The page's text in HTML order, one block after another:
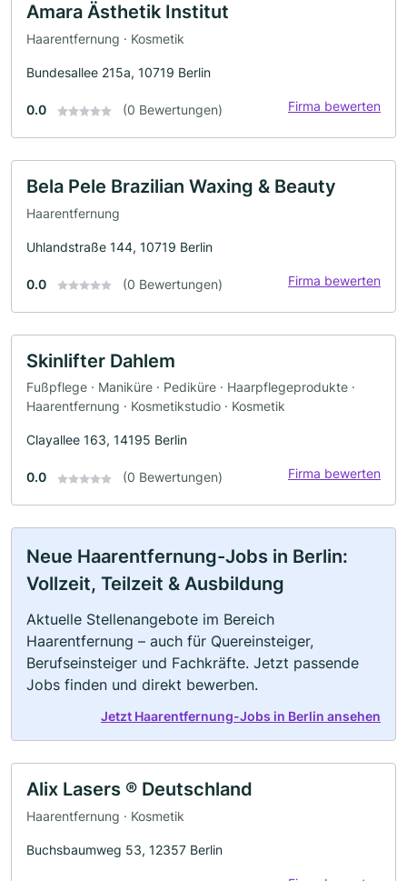
Amara Ästhetik Institut
Haarentfernung · Kosmetik
Bundesallee 215a, 10719 Berlin
0.0 (0 Bewertungen) Firma bewerten
Bela Pele Brazilian Waxing & Beauty
Haarentfernung
Uhlandstraße 144, 10719 Berlin
0.0 (0 Bewertungen) Firma bewerten
Skinlifter Dahlem
Fußpflege · Maniküre · Pediküre · Haarpflegeprodukte ·
Haarentfernung · Kosmetikstudio · Kosmetik
Clayallee 163, 14195 Berlin
0.0 (0 Bewertungen) Firma bewerten
Neue Haarentfernung-Jobs in Berlin:
Vollzeit, Teilzeit & Ausbildung
Aktuelle Stellenangebote im Bereich
Haarentfernung – auch für Quereinsteiger,
Berufseinsteiger und Fachkräfte. Jetzt passende
Jobs finden und direkt bewerben.
Jetzt Haarentfernung-Jobs in Berlin ansehen
Alix Lasers ® Deutschland
Haarentfernung · Kosmetik
Buchsbaumweg 53, 12357 Berlin